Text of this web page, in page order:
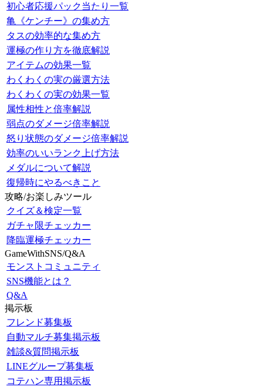
初心者応援パック当たり一覧
亀《ケンチー》の集め方
タスの効率的な集め方
運極の作り方を徹底解説
アイテムの効果一覧
わくわくの実の厳選方法
わくわくの実の効果一覧
属性相性と倍率解説
弱点のダメージ倍率解説
怒り状態のダメージ倍率解説
効率のいいランク上げ方法
メダルについて解説
復帰時にやるべきこと
攻略/お楽しみツール
クイズ＆検定一覧
ガチャ限チェッカー
降臨運極チェッカー
GameWithSNS/Q&A
モンストコミュニティ
SNS機能とは？
Q&A
掲示板
フレンド募集板
自動マルチ募集掲示板
雑談&質問掲示板
LINEグループ募集板
コテハン専用掲示板